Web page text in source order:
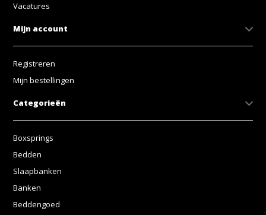
Vacatures
Mijn account
Registreren
Mijn bestellingen
Categorieën
Boxsprings
Bedden
Slaapbanken
Banken
Beddengoed